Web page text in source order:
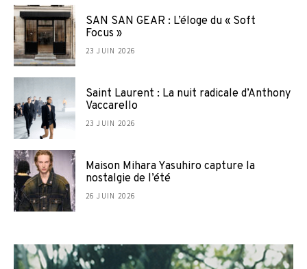
SAN SAN GEAR : L’éloge du « Soft
Focus »
23 JUIN 2026
Saint Laurent : La nuit radicale d’Anthony
Vaccarello
23 JUIN 2026
Maison Mihara Yasuhiro capture la
nostalgie de l’été
26 JUIN 2026